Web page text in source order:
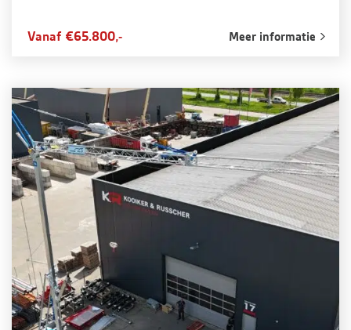
Vanaf €65.800,- Meer informatie